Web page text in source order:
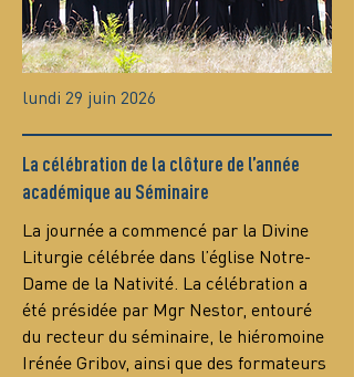
lundi 29 juin 2026
La célébration de la clôture de l’année
académique au Séminaire
La journée a commencé par la Divine
Liturgie célébrée dans l’église Notre-
Dame de la Nativité. La célébration a
été présidée par Mgr Nestor, entouré
du recteur du séminaire, le hiéromoine
Irénée Gribov, ainsi que des formateurs